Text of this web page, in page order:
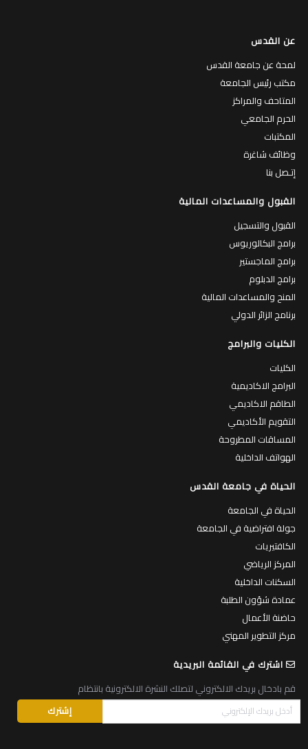
عن القدس
لمحة عن جامعة القدس
مكتب رئيس الجامعة
المتاحف والمراكز
الحرم الجامعي
المكتبات
وظائف شاغرة
إتـصل بنا
القبول والمساعدات المالية
القبول والتسجيل
برامج البكالوريوس
برامج الماجستير
برامج الدبلوم
المنح والمساعدات المالية
برنامج الزائر الدولي
الكليات والبرامج
الكليات
البرامج الاكاديمية
الطاقم الاكاديمي
التقويم الأكاديمي
المساقات المطروحة
الهواتف الداخلية
الحياة في جامعة القدس
الحياة في الجامعة
جولة افتراضية في الجامعة
الكافتيريات
المركز الرياضي
السكنات الداخلية
عمادة شؤون الطلبة
حاضنة الأعمال
مركز التطوير المهني
اشترك في القائمة البريدية
قم بادخال بريدك الالكتروني لتصلك النشرة الالكترونية بانتظام